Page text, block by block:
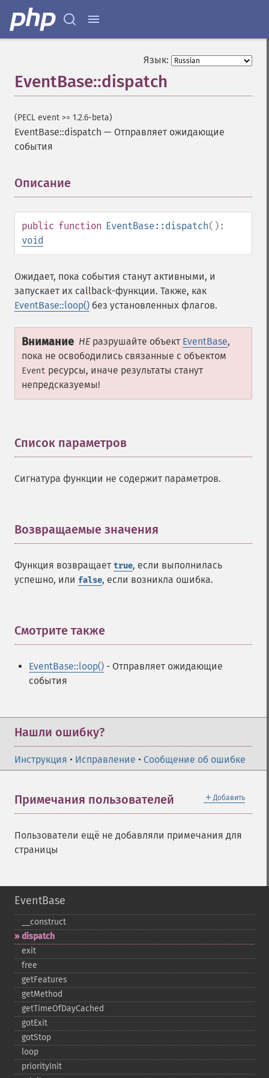
Язык:
EventBase::dispatch
(PECL event >= 1.2.6-beta)
EventBase::dispatch — Отправляет ожидающие
события
Описание
public function EventBase::dispatch():
void
Ожидает, пока события станут активными, и
запускает их callback-функции. Также, как
EventBase::loop() без установленных флагов.
Внимание НЕразрушайте объект EventBase,
пока не освободились связанные с объектом
Event ресурсы, иначе результаты станут
непредсказуемы!
Список параметров
Сигнатура функции не содержит параметров.
Возвращаемые значения
Функция возвращает true, если выполнилась
успешно, или false, если возникла ошибка.
Смотрите также
EventBase::loop() - Отправляет ожидающие
события
Нашли ошибку?
Инструкция • Исправление • Сообщение об ошибке
＋ Добавить
Примечания пользователей
Пользователи ещё не добавляли примечания для
страницы
EventBase
_​_​construct
dispatch
exit
free
getFeatures
getMethod
getTimeOfDayCached
gotExit
gotStop
loop
priorityInit